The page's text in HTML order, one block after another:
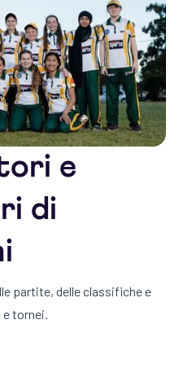
di amministrazione.
Gestire più sedi, campi
in modo efficiente.
Assegna campi da
sportive senza
di partecipazione,
soddisfare i requisiti
e
di
partite, delle classifiche e
tornei.